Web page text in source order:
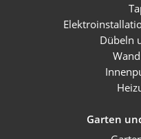
Dübeln
Garten